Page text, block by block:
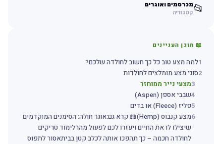
📂מכרסמים ואוגרים
קטגוריה
📖 תוכן העניינים
למה מצע טוב כל כך חשוב לחולדה שלכם?
2סוגי מצע מומלצים לחולדות
מצעי נייר ממוחזר
שבבי אספן (Aspen)
פליז (Fleece) או בדים
6
מצע קנבוס (Hemp)📖 קרא גם:אוגר חולה: הסימנים המוקדמים
שיצילו לו את החיים ויעזרו לכם לפעול מהרלימוד טריקים
לחולדה חכמה – כך תהפכו אותה לכלב קטן בביתאסור לתפוס